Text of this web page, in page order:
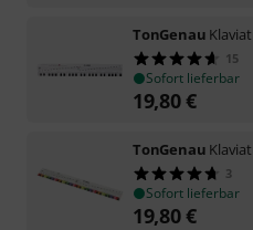
TonGenau
15
Sofort lieferbar
19,80€
TonGenau
3
Sofort lieferbar
19,80€